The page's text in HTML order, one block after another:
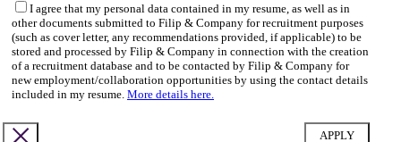
I agree that my personal data contained in my resume, as well as in
other documents submitted to Filip & Company for recruitment purposes
(such as cover letter, any recommendations provided, if applicable) to be
stored and processed by Filip & Company in connection with the creation
of a recruitment database and to be contacted by Filip & Company for
new employment/collaboration opportunities by using the contact details
included in my resume. More details here.